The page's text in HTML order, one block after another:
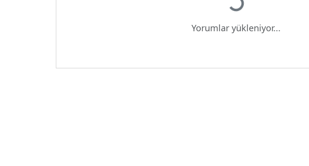
Yükleniyor...
Yorumlar yükleniyor...